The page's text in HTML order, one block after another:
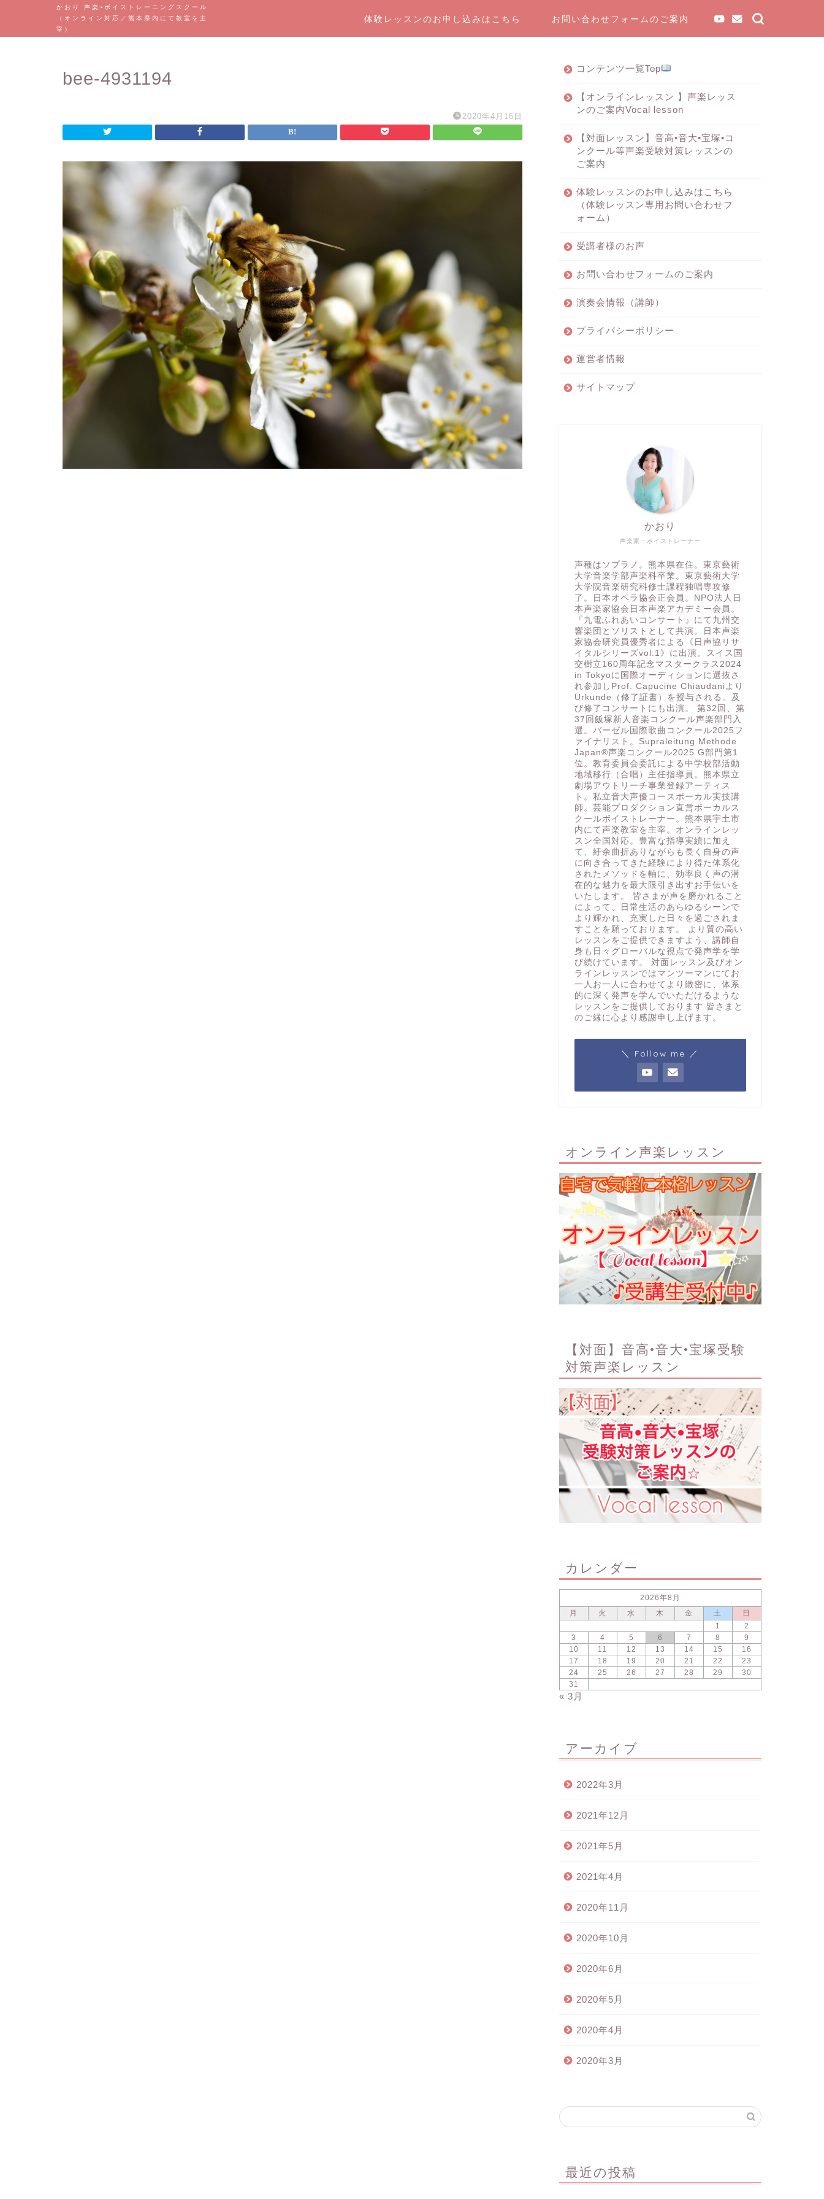
かおり 声楽•ボイストレーニングスクール
（オンライン対応／熊本県内にて教室を主
宰）
体験レッスンのお申し込みはこちら お問い合わせフォームのご案内
bee-4931194
2020年4月16日
コンテンツ一覧Top
【オンラインレッスン 】声楽レッス
ンのご案内Vocal lesson
【対面レッスン】音高•音大•宝塚•コ
ンクール等声楽受験対策レッスンの
ご案内
体験レッスンのお申し込みはこちら
（体験レッスン専用お問い合わせフ
ォーム）
受講者様のお声
お問い合わせフォームのご案内
演奏会情報（講師）
プライバシーポリシー
運営者情報
サイトマップ
声楽家・ボイストレーナー
かおり
声種はソプラノ。熊本県在住。東京藝術
大学音楽学部声楽科卒業。東京藝術大学
大学院音楽研究科修士課程独唱専攻修
了。日本オペラ協会正会員。NPO法人日
本声楽家協会日本声楽アカデミー会員。
『九電ふれあいコンサート』にて九州交
響楽団とソリストとして共演。日本声楽
家協会研究員優秀者による《日声協リサ
イタルシリーズvol.1》に出演。スイス国
交樹立160周年記念マスタークラス2024
in Tokyoに国際オーディションに選抜さ
れ参加しProf. Capucine Chiaudaniより
Urkunde（修了証書）を授与される。及
び修了コンサートにも出演。 第32回、第
37回飯塚新人音楽コンクール声楽部門入
選。バーゼル国際歌曲コンクール2025フ
ァイナリスト。Supraleitung Methode
Japan®️声楽コンクール2025 G部門第1
位。教育委員会委託による中学校部活動
地域移行（合唱）主任指導員。熊本県立
劇場アウトリーチ事業登録アーティス
ト。私立音大声優コースボーカル実技講
師。芸能プロダクション直営ボーカルス
クールボイストレーナー。熊本県宇土市
内にて声楽教室を主宰。オンラインレッ
スン全国対応。豊富な指導実績に加え
て、紆余曲折ありながらも長く自身の声
に向き合ってきた経験により得た体系化
されたメソッドを軸に、効率良く声の潜
在的な魅力を最大限引き出すお手伝いを
いたします。 皆さまが声を磨かれること
によって、日常生活のあらゆるシーンで
より輝かれ、充実した日々を過ごされま
すことを願っております。 より質の高い
レッスンをご提供できますよう、講師自
身も日々グローバルな視点で発声学を学
び続けています。 対面レッスン及びオン
ラインレッスンではマンツーマンにてお
一人お一人に合わせてより緻密に、体系
的に深く発声を学んでいただけるような
レッスンをご提供しております 皆さまと
のご縁に心より感謝申し上げます。
＼ Follow me ／
オンライン声楽レッスン
【対面】音高•音大•宝塚受験
対策声楽レッスン
カレンダー
2026年8月
月
火 水 木 金 土
日
1
2
3
4 5 6 7 8
9
10
11 12 13 14 15
16
17
18 19 20 21 22
23
24
25 26 27 28 29
30
31
« 3月
アーカイブ
2022年3月
2021年12月
2021年5月
2021年4月
2020年11月
2020年10月
2020年6月
2020年5月
2020年4月
2020年3月
最近の投稿